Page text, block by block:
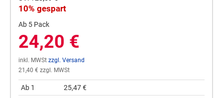
10% gespart
Ab 5 Pack
24,20 €
inkl. MWSt zzgl. Versand
21,40 € zzgl. MWSt
Ab 1
25,47 €